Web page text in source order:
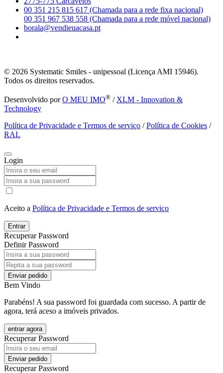
00 351 215 815 617 (Chamada para a rede fixa nacional)
00 351 967 538 558 (Chamada para a rede móvel nacional)
borala@vendieuacasa.pt
© 2026 Systematic Smiles - unipessoal (Licença AMI 15946).
Todos os direitos reservados.
Desenvolvido porO MEU IMO® / XLM - Innovation &
Technology
Política de Privacidade e Termos de serviço /Política de Cookies /
RAL
Login
Aceito a Política de Privacidade e Termos de serviço
Entrar
Recuperar Password
Definir Password
Enviar pedido
Bem Vindo
Parabéns! A sua password foi guardada com sucesso. A partir de
agora, terá aceso a imóveis privados.
entrar agora
Recuperar Password
Enviar pedido
Recuperar Password